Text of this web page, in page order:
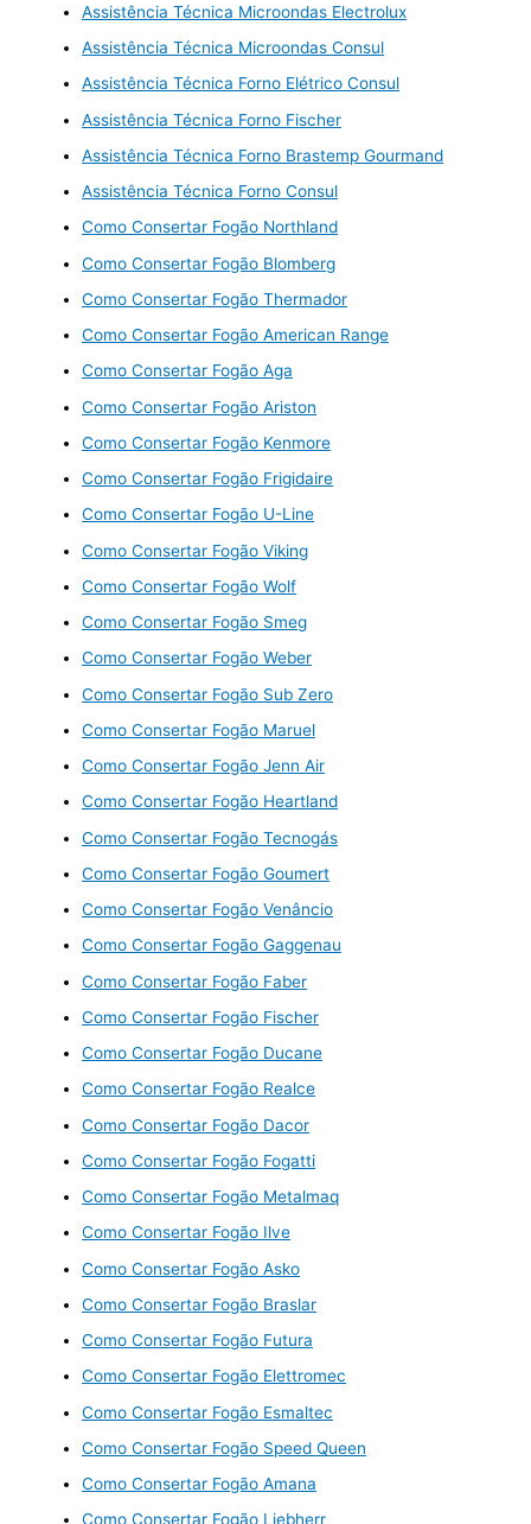
Assistência Técnica Microondas Electrolux
Assistência Técnica Microondas Consul
Assistência Técnica Forno Elétrico Consul
Assistência Técnica Forno Fischer
Assistência Técnica Forno Brastemp Gourmand
Assistência Técnica Forno Consul
Como Consertar Fogão Northland
Como Consertar Fogão Blomberg
Como Consertar Fogão Thermador
Como Consertar Fogão American Range
Como Consertar Fogão Aga
Como Consertar Fogão Ariston
Como Consertar Fogão Kenmore
Como Consertar Fogão Frigidaire
Como Consertar Fogão U-Line
Como Consertar Fogão Viking
Como Consertar Fogão Wolf
Como Consertar Fogão Smeg
Como Consertar Fogão Weber
Como Consertar Fogão Sub Zero
Como Consertar Fogão Maruel
Como Consertar Fogão Jenn Air
Como Consertar Fogão Heartland
Como Consertar Fogão Tecnogás
Como Consertar Fogão Goumert
Como Consertar Fogão Venâncio
Como Consertar Fogão Gaggenau
Como Consertar Fogão Faber
Como Consertar Fogão Fischer
Como Consertar Fogão Ducane
Como Consertar Fogão Realce
Como Consertar Fogão Dacor
Como Consertar Fogão Fogatti
Como Consertar Fogão Metalmaq
Como Consertar Fogão Ilve
Como Consertar Fogão Asko
Como Consertar Fogão Braslar
Como Consertar Fogão Futura
Como Consertar Fogão Elettromec
Como Consertar Fogão Esmaltec
Como Consertar Fogão Speed Queen
Como Consertar Fogão Amana
Como Consertar Fogão Liebherr